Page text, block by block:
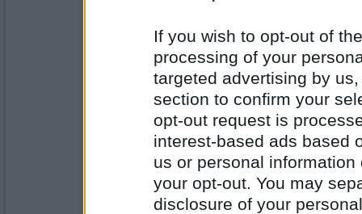
If you wish to opt-out of
processing of your
targeted advertising by
section to confirm your
opt-out request is
interest-based ads based
us or personal
your opt-out. You may
disclosure of your
Antal inlägg:
Benny57
Antal inlägg:
Runsten